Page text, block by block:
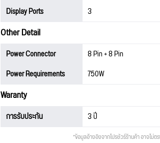
Display Ports
3
Other Detail
Power Connector
8 Pin + 8 Pin
Power Requirements
750W
Waranty
การรับประกัน 3 ปี
*ข้อมูลอ้างอิงจากโปรชัวร์ร้านค้า อาจไม่